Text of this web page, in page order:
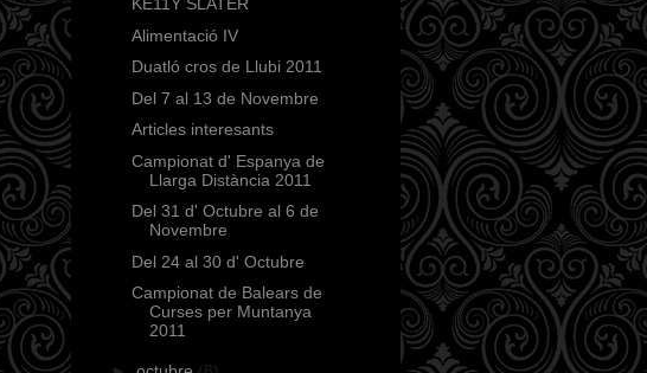
Alimentació IV
Duatló cros de Llubi 2011
Del 7 al 13 de Novembre
Articles interesants
Campionat d' Espanya de
Llarga Distància 2011
Del 31 d' Octubre al 6 de
Novembre
Del 24 al 30 d' Octubre
Campionat de Balears de
Curses per Muntanya
2011